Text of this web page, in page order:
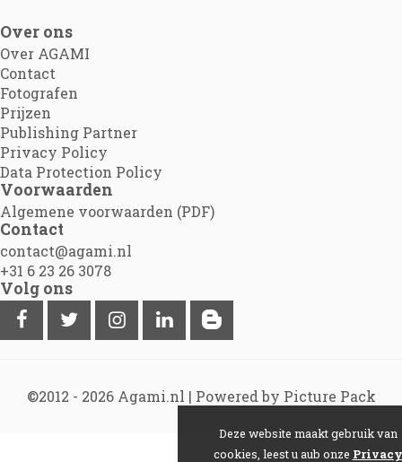
Over ons
Over AGAMI
Contact
Fotografen
Prijzen
Publishing Partner
Privacy Policy
Data Protection Policy
Voorwaarden
Algemene voorwaarden (PDF)
Contact
contact@agami.nl
+31 6 23 26 3078
Volg ons
©2012 - 2026 Agami.nl | Powered by Picture Pack
Deze website maakt gebruik van
cookies, leest u aub onze Privacy